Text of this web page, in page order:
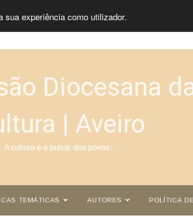
sua experiência como utilizador.
Diocesana
| Aveiro
A cultura é o pulsar dos povos…
TEMÁTICAS AUTORES POLÍTICA